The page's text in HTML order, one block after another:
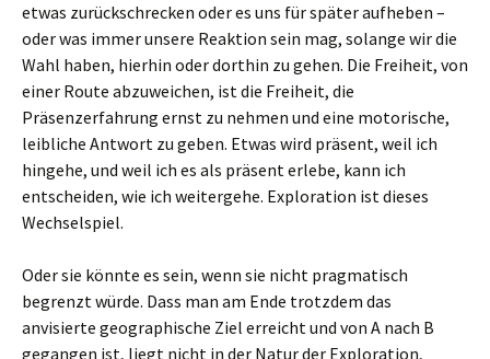
etwas zurückschrecken oder es uns für später aufheben –
oder was immer unsere Reaktion sein mag, solange wir die
Wahl haben, hierhin oder dorthin zu gehen. Die Freiheit, von
einer Route abzuweichen, ist die Freiheit, die
Präsenzerfahrung ernst zu nehmen und eine motorische,
leibliche Antwort zu geben. Etwas wird präsent, weil ich
hingehe, und weil ich es als präsent erlebe, kann ich
entscheiden, wie ich weitergehe. Exploration ist dieses
Wechselspiel.
Oder sie könnte es sein, wenn sie nicht pragmatisch
begrenzt würde. Dass man am Ende trotzdem das
anvisierte geographische Ziel erreicht und von A nach B
gegangen ist, liegt nicht in der Natur der Exploration,